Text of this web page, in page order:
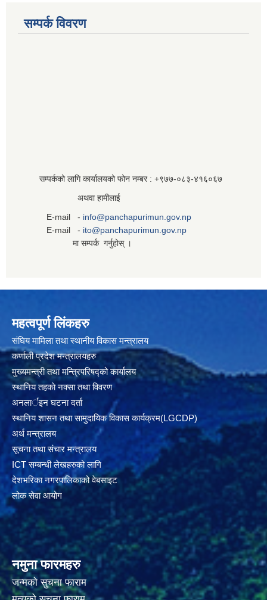
सम्पर्क विवरण
सम्पर्कको लागि कार्यालयको फोन नम्बर : +९७७-०८३‍-४१६०६७
अथवा हामीलाई
E-mail - info@panchapurimun.gov.np
E-mail - ito@panchapurimun.gov.np
मा सम्पर्क गर्नुहोस् ।
महत्वपूर्ण लिंकहरु
संघिय मामिला तथा स्थानीय विकास मन्त्रालय
कर्णाली प्रदेश मन्त्रालयहरु
मुख्यमन्त्री तथा मन्त्रिपरिषद्को कार्यालय
स्थानिय तहकाे नक्सा तथा विवरण
अनलार्इन घटना दर्ता
स्थानिय शासन तथा सामुदायिक विकास कार्यक्रम(LGCDP)
अर्थ मन्त्रालय
सूचना तथा संचार मन्त्रालय
ICT सम्बन्धी लेखहरुको लागि
देशभरिका नगरपालिकाको वेबसाइट
लोक सेवा आयोग
नमुना फारमहरु
जन्मको सुचना फाराम